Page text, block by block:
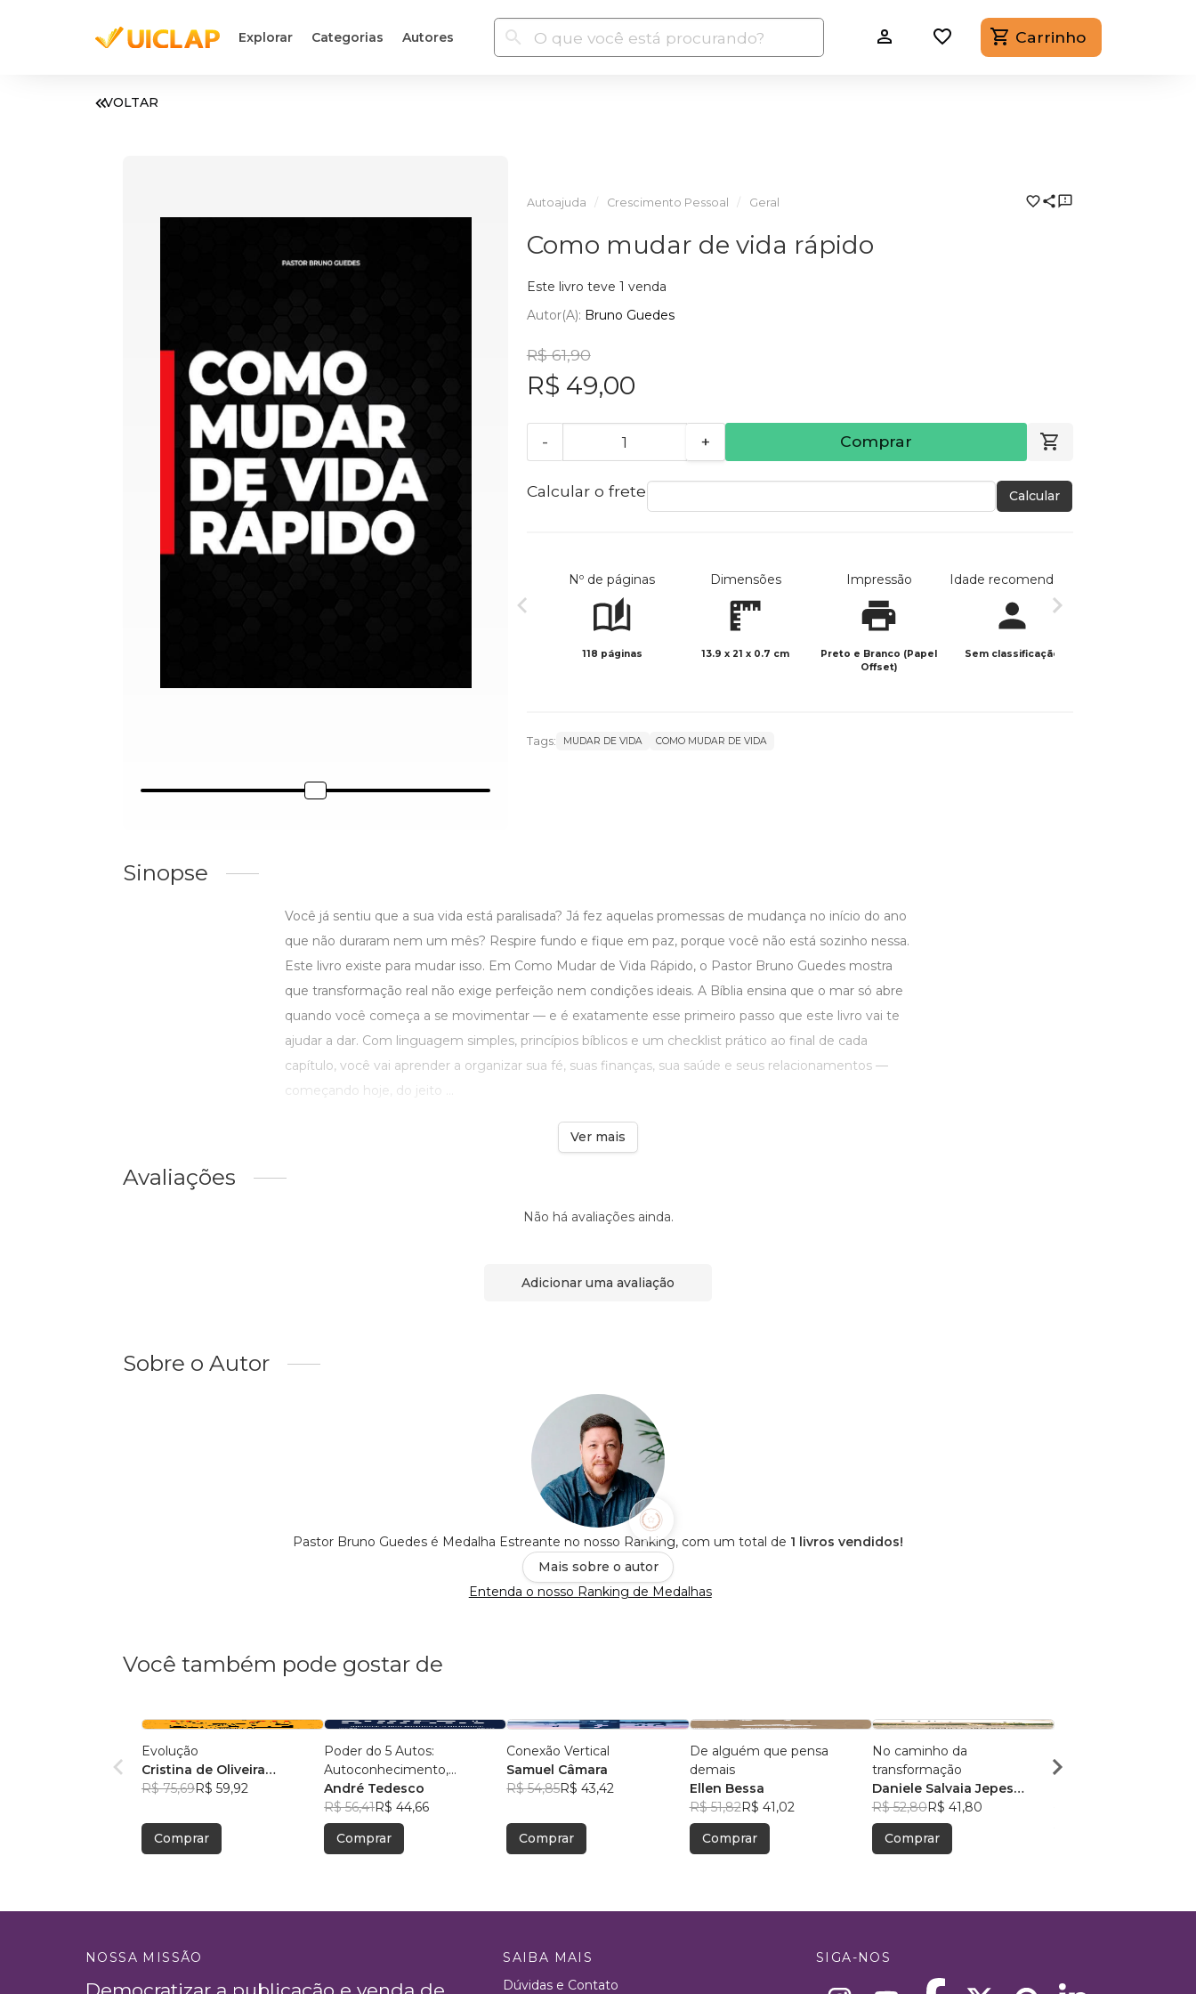
Explorar Categorias Autores Carrinho
VOLTAR
Autoajuda Crescimento Pessoal Geral
Como mudar de vida rápido
Este livro teve 1 venda
Autor(a): Bruno Guedes
R$ 61,90
R$ 49,00
- + Comprar
Calcular o frete Calcular
Nº de páginas
118 páginas
Dimensões
13.9 x 21 x 0.7 cm
Impressão
Preto e Branco (Papel
Offset)
Idade recomendada
Sem classificação
Tags: MUDAR DE VIDA COMO MUDAR DE VIDA
Sinopse
Você já sentiu que a sua vida está paralisada? Já fez aquelas promessas de mudança no início do ano
que não duraram nem um mês? Respire fundo e fique em paz, porque você não está sozinho nessa.
Este livro existe para mudar isso. Em Como Mudar de Vida Rápido, o Pastor Bruno Guedes mostra
que transformação real não exige perfeição nem condições ideais. A Bíblia ensina que o mar só abre
quando você começa a se movimentar — e é exatamente esse primeiro passo que este livro vai te
ajudar a dar. Com linguagem simples, princípios bíblicos e um checklist prático ao final de cada
capítulo, você vai aprender a organizar sua fé, suas finanças, sua saúde e seus relacionamentos —
começando hoje, do jeito ...
Ver mais
Avaliações
Não há avaliações ainda.
Adicionar uma avaliação
Sobre o Autor
Pastor Bruno Guedes é Medalha Estreante no nosso Ranking, com um total de 1 livros vendidos!
Mais sobre o autor
Entenda o nosso Ranking de Medalhas
Você também pode gostar de
Evolução
Cristina de Oliveira
Leopoldino Rodrigues
R$ 75,69R$ 59,92
Comprar
Poder do 5 Autos:
Autoconhecimento,
Autocontrole, Autoestima,
Autoconfiança e
Autoperformance
André Tedesco
R$ 56,41R$ 44,66
Comprar
Conexão Vertical
Samuel Câmara
R$ 54,85R$ 43,42
Comprar
De alguém que pensa
demais
Ellen Bessa
R$ 51,82R$ 41,02
Comprar
No caminho da
transformação
Daniele Salvaia Jepes
Rentroia
R$ 52,80R$ 41,80
Comprar
sangra
NOSSA MISSÃO
SAIBA MAIS
Dúvidas e Contato
SIGA-NOS